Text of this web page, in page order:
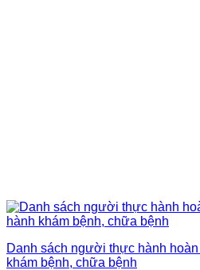
Danh sách người thực hành
khám bệnh, chữa bệnh